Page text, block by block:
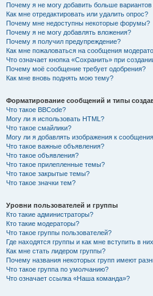
Почему я не могу добавить больше вариантов
Как мне отредактировать или удалить опрос?
Почему мне недоступны некоторые форумы?
Почему я не могу добавлять вложения?
Почему я получил предупреждение?
Как мне пожаловаться на сообщения
Что означает кнопка «Сохранить» при
Почему моё сообщение требует одобрения?
Как мне вновь поднять мою тему?
Форматирование сообщений и типы
Что такое BBCode?
Могу ли я использовать HTML?
Что такое смайлики?
Могу ли я добавлять изображения к
Что такое важные объявления?
Что такое объявления?
Что такое прилепленные темы?
Что такое закрытые темы?
Что такое значки тем?
Уровни пользователей и группы
Кто такие администраторы?
Кто такие модераторы?
Что такое группы пользователей?
Где находятся группы и как мне вступить в
Как мне стать лидером группы?
Почему названия некоторых групп имеют
Что такое группа по умолчанию?
Что означает ссылка «Наша команда»?